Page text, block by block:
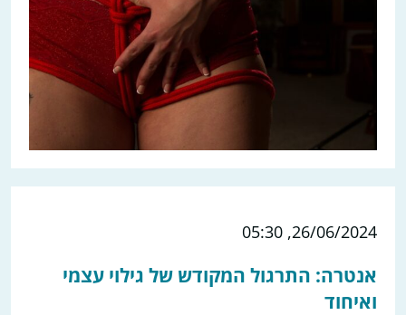
26/06/2024, 05:30
אנטרה: התרגול המקודש של גילוי עצמי
ואיחוד